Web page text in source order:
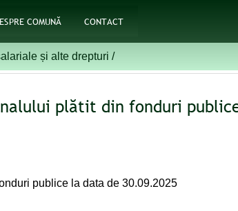
COMUNĂ CONTACT
și alte drepturi /
plătit din fonduri
publice la data de 30.09.2025